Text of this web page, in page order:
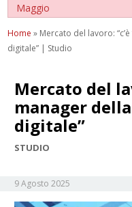
Maggio
Home » Mercato del lavoro:
digitale” | Studio
Mercato del
manager
digitale”
STUDIO
9 Agosto 2025